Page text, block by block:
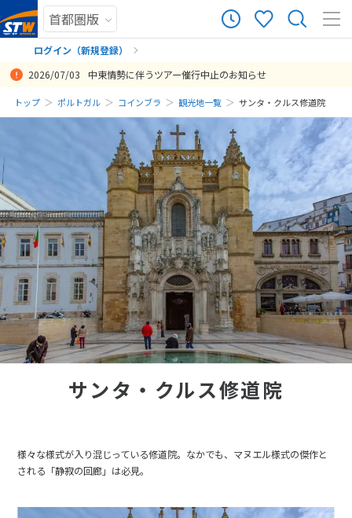
ログイン（新規登録）
まだ履歴がありません
まだ登録がありません
2026/07/03 中東情勢に伴うツアー催行中止のお知らせ
トップ ポルトガル コインブラ 観光地一覧 サンタ・クルス修道院
サンタ・クルス修道院
様々な様式が入り混じっている修道院。なかでも、マヌエル様式の傑作と
される「静寂の回廊」は必見。